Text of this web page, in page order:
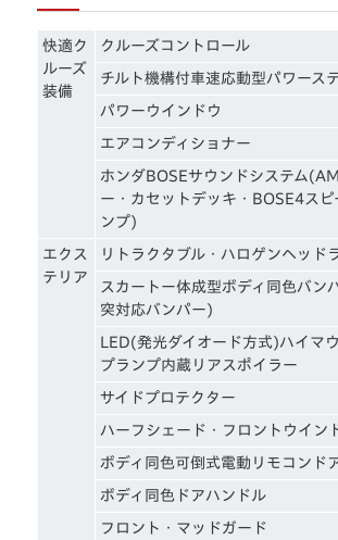
快適ク
ルーズ
装備
クルーズコントロール
チルト機構付車速応動型パワース
パワーウインドウ
エアコンディショナー
ホンダBOSEサウンドシステム
ー・カセットデッキ・BOSE4スピ
ンプ)
エクス
テリア
リトラクタブル・ハロゲンヘッド
スカートー体成型ボディ同色バン
突対応バンパー)
LED(発光ダイオード方式)ハイマ
プランプ内蔵リアスポイラー
サイドプロテクター
ハーフシェード・フロントウイン
ボディ同色可倒式電動リモコンド
ボディ同色ドアハンドル
フロント・マッドガード